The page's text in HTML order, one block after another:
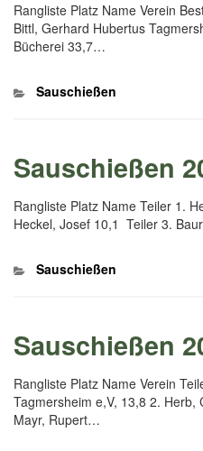
Rangliste Platz Name Verein
Bittl, Gerhard Hubertus
Bücherei 33,7…
Kategorien
Sauschießen
Sauschießen
Rangliste Platz Name Teiler 1.
Heckel, Josef 10,1 Teiler 3.
Kategorien
Sauschießen
Sauschießen
Rangliste Platz Name Verein
Tagmersheim e,V, 13,8 2. Herb,
Mayr, Rupert…